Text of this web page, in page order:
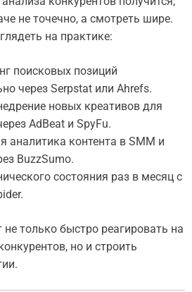
не точечно, а смотреть шире.
на практике:
поисковых позиций
через Serpstat или Ahrefs.
новых креативов для
AdBeat и SpyFu.
аналитика контента в SMM и
BuzzSumo.
состояния раз в месяц с
только быстро реагировать на
но и строить